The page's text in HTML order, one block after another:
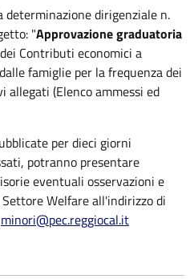
determinazione dirigenziale n.
"Approvazione graduatoria
Contributi economici a
famiglie per la frequenza dei
(Elenco ammessi ed
per dieci giorni
potranno presentare
eventuali osservazioni e
Welfare all'indirizzo di
minori@pec.reggiocal.it